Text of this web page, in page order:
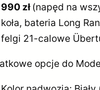
990 zł (napęd na
koła, bateria Long
felgi 21-calowe
opcje do